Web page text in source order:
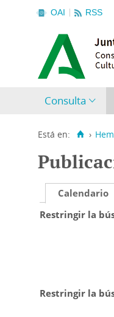
OAI RSS
Consulta
Está en: ›
Calendario
Restringir la
Restringir la